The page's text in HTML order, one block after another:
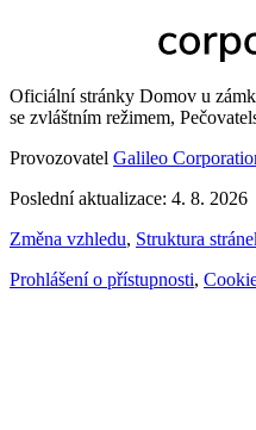
Oficiální stránky Domov u
se zvláštním režimem,
Provozovatel Galileo
Poslední aktualizace: 4. 8. 2026
Změna vzhledu, Struktura
Prohlášení o přístupnosti,